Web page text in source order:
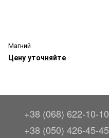
Магний
Цену уточняйте
+38 (068) 622-10-10
+38 (050) 426-45-45